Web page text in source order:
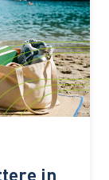
in